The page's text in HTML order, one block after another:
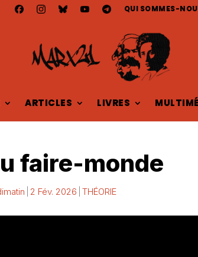
QUI SOMMES-
ARTICLES LIVRES
faire-monde
2 Fév. 2026 THÉORIE